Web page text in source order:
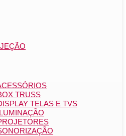
TRUSS
TELAS E TVS